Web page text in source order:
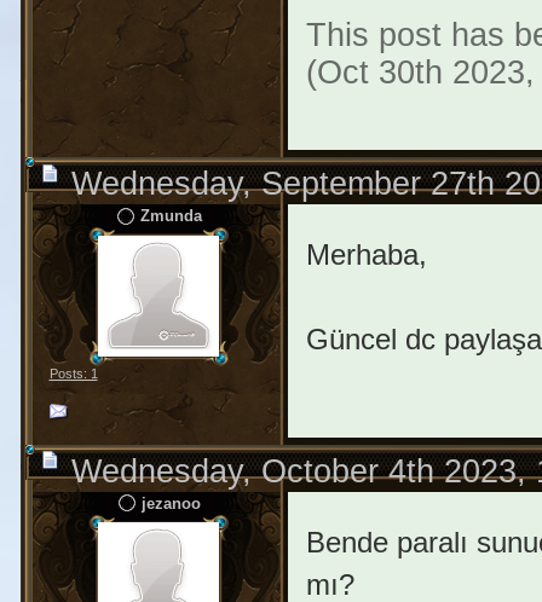
This post has
(Oct 30th
Wednesday, September 27th
Zmunda
Posts: 1
Merhaba,
Güncel dc
Wednesday, October 4th 2023,
jezanoo
Bende paralı
mı?